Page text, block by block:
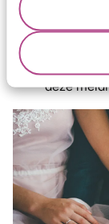
De
deze